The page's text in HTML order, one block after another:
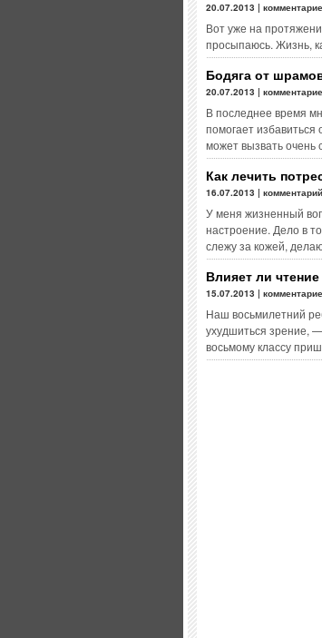
20.07.2013 |
Вот уже на
просыпаюсь. Жизнь,
Бодяга от
20.07.2013 |
В последнее время
помогает
может вызвать очень
Как лечить
16.07.2013 |
У меня жизненный
настроение. Дело в
слежу за кожей,
Влияет ли
15.07.2013 |
Наш восьмилетний
ухудшиться зрение,
восьмому классу